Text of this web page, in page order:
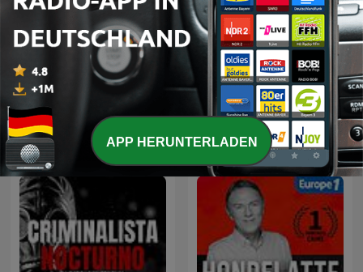
Kwentong Takipsilim
Pinoy Tagalog Horror
Stories Podcast
Forensic Files
APP HERUNTERLADEN